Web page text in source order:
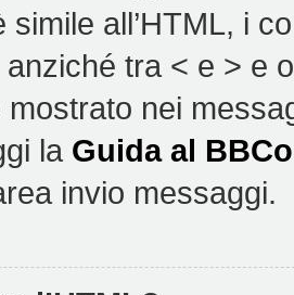
simile all’HTML, i
tra < e > e
nei
la Guida al
invio messaggi.